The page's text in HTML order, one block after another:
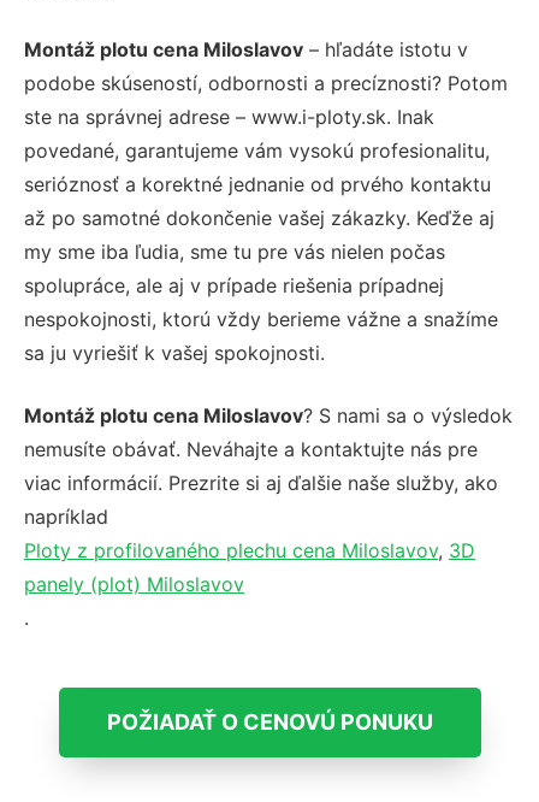
Montáž plotu cena Miloslavov – hľadáte istotu v
podobe skúseností, odbornosti a precíznosti? Potom
ste na správnej adrese – www.i-ploty.sk. Inak
povedané, garantujeme vám vysokú profesionalitu,
serióznosť a korektné jednanie od prvého kontaktu
až po samotné dokončenie vašej zákazky. Keďže aj
my sme iba ľudia, sme tu pre vás nielen počas
spolupráce, ale aj v prípade riešenia prípadnej
nespokojnosti, ktorú vždy berieme vážne a snažíme
sa ju vyriešiť k vašej spokojnosti.
Montáž plotu cena Miloslavov? S nami sa o výsledok
nemusíte obávať. Neváhajte a kontaktujte nás pre
viac informácií. Prezrite si aj ďalšie naše služby, ako
napríklad
Ploty z profilovaného plechu cena Miloslavov, 3D
panely (plot) Miloslavov
.
POŽIADAŤ O CENOVÚ PONUKU